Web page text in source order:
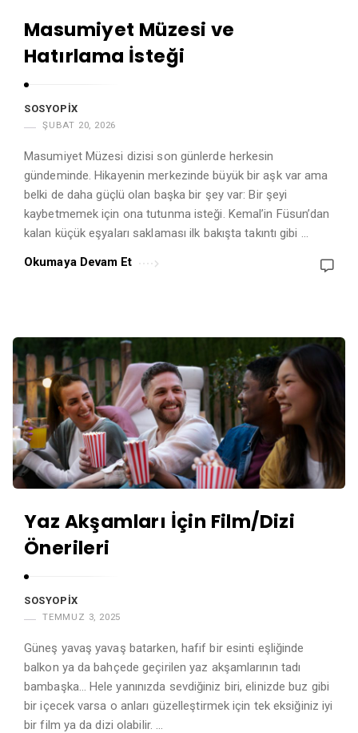
Masumiyet Müzesi ve
Hatırlama İsteği
SOSYOPIX
ŞUBAT 20, 2026
Masumiyet Müzesi dizisi son günlerde herkesin
gündeminde. Hikayenin merkezinde büyük bir aşk var ama
belki de daha güçlü olan başka bir şey var: Bir şeyi
kaybetmemek için ona tutunma isteği. Kemal’in Füsun’dan
kalan küçük eşyaları saklaması ilk bakışta takıntı gibi …
Okumaya Devam Et
Yaz Akşamları İçin Film/Dizi
Önerileri
SOSYOPIX
TEMMUZ 3, 2025
Güneş yavaş yavaş batarken, hafif bir esinti eşliğinde
balkon ya da bahçede geçirilen yaz akşamlarının tadı
bambaşka… Hele yanınızda sevdiğiniz biri, elinizde buz gibi
bir içecek varsa o anları güzelleştirmek için tek eksiğiniz iyi
bir film ya da dizi olabilir. …